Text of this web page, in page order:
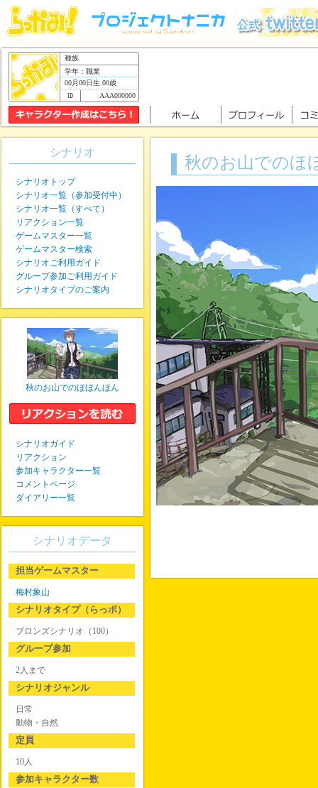
種族
学年：職業
00月00日生 00歳
AAA000000
秋のお山でのほ
シナリオ
シナリオトップ
シナリオ一覧（参加受付中）
シナリオ一覧（すべて）
リアクション一覧
ゲームマスター一覧
ゲームマスター検索
シナリオご利用ガイド
グループ参加ご利用ガイド
シナリオタイプのご案内
秋のお山でのほほんほん
シナリオガイド
リアクション
参加キャラクター一覧
コメントページ
ダイアリー一覧
シナリオデータ
担当ゲームマスター
梅村象山
シナリオタイプ（らっポ）
ブロンズシナリオ（100）
グループ参加
2人まで
シナリオジャンル
日常
動物・自然
定員
10人
参加キャラクター数